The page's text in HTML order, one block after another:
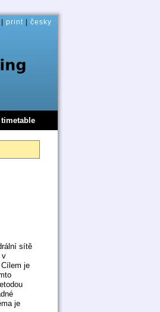
sítě
v
je
je
print česky
timetable